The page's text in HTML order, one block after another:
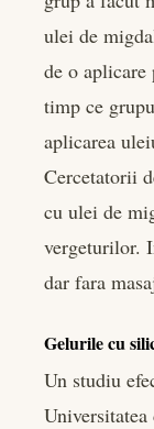
ulei de
de o
timp ce
aplicarea
Cercetatorii
cu ulei de
vergeturilor.
dar fara
Gelurile cu
Un studiu